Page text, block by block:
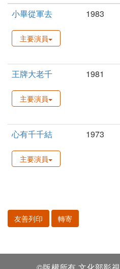
小畢從軍去
1983
主要演員
王牌大老千 1981
主要演員
心有千千結 1973
主要演員
友善列印 轉寄